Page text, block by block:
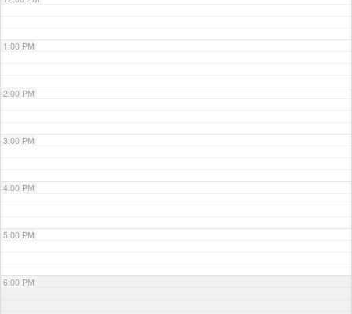
1:00 PM
2:00 PM
3:00 PM
4:00 PM
5:00 PM
6:00 PM